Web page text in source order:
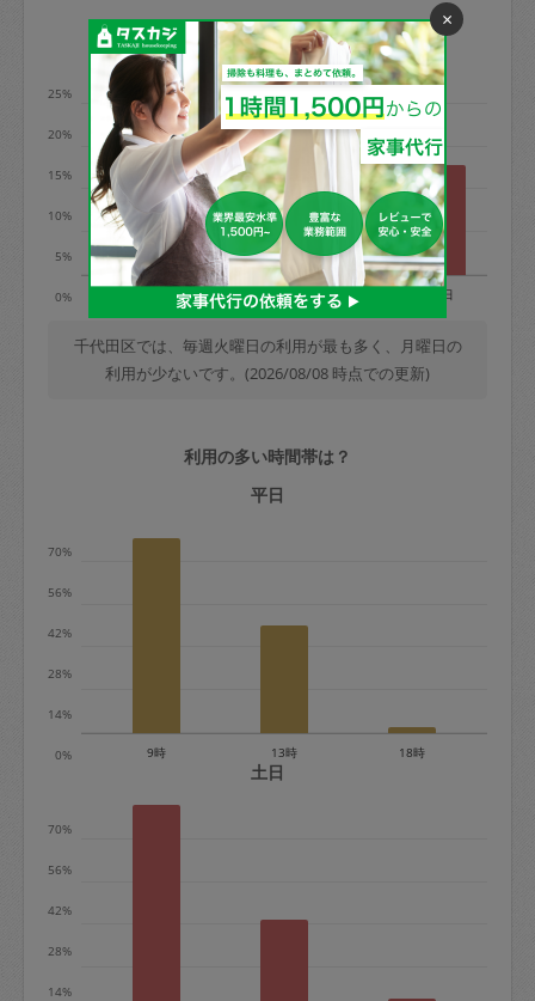
※例：依頼日時／土曜日午前9時開始の場
合、水曜日午前9時以降はキャンセル料が
水曜日9時〜金曜日9時まで＝依頼料金の
50%
金曜日9時～土曜日8時まで＝依頼金額の
100%
土曜日8時〜実施時間＝依頼金額の100%
＋交通費全額
依頼者不在による当日キャンセル＝依頼
金額の100%＋交通費全額
定期契約をキャンセルする場合、毎週定
期は月2回まで隔週定期は月1回までキャ
※キャンセル料金の設定について：
定期依頼1回（3時間）の金額とスポット
利用します。注意しなくてはいけない点
はありますか？
利用の多い曜日は？
0%
5%
10%
15%
20%
25%
火 水 木 金 日
千代田区では、毎週火曜日の利用が最も多く、月曜日の
利用が少ないです。(2026/08/08 時点での更新)
利用の多い時間帯は？
平日
0%
14%
28%
42%
56%
70%
9時 13時 18時
土日
14%
28%
42%
56%
70%
×